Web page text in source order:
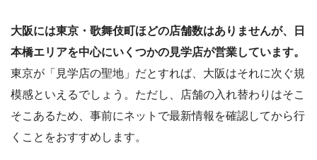
大阪には東京・歌舞伎町ほどの店舗数はありませんが、日
本橋エリアを中心にいくつかの見学店が営業しています。
東京が「見学店の聖地」だとすれば、大阪はそれに次ぐ規
模感といえるでしょう。ただし、店舗の入れ替わりはそこ
そこあるため、事前にネットで最新情報を確認してから行
くことをおすすめします。